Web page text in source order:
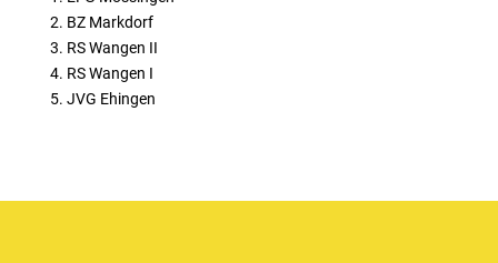
2. BZ Markdorf
3. RS Wangen II
4. RS Wangen I
5. JVG Ehingen